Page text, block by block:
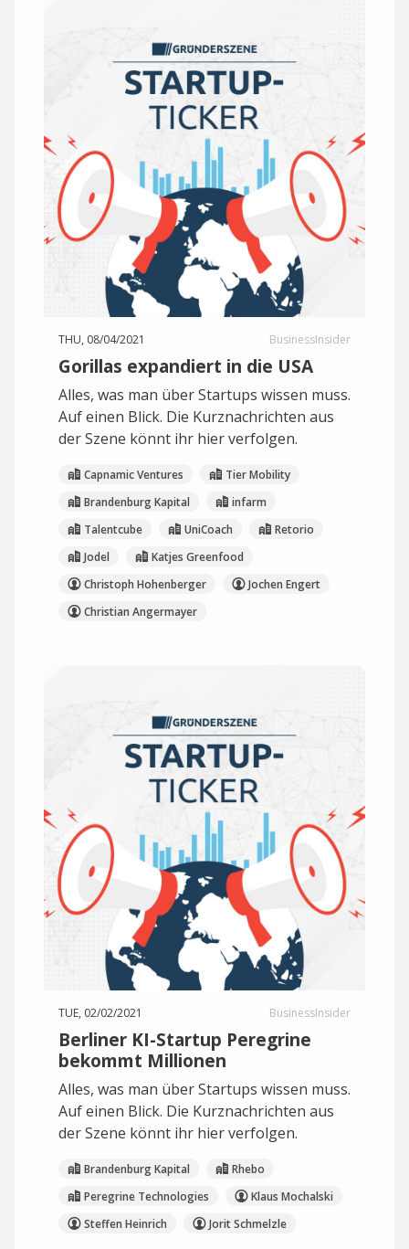
THU, 08/04/2021 BusinessInsider
Gorillas expandiert in die USA
Alles, was man über Startups wissen muss.
Auf einen Blick. Die Kurznachrichten aus
der Szene könnt ihr hier verfolgen.
Capnamic Ventures
Tier Mobility
Brandenburg Kapital
infarm
Talentcube
UniCoach
Retorio
Jodel
Katjes Greenfood
Christoph Hohenberger
Jochen Engert
Christian Angermayer
TUE, 02/02/2021 BusinessInsider
Berliner KI-Startup Peregrine
bekommt Millionen
Alles, was man über Startups wissen muss.
Auf einen Blick. Die Kurznachrichten aus
der Szene könnt ihr hier verfolgen.
Brandenburg Kapital
Rhebo
Peregrine Technologies
Klaus Mochalski
Steffen Heinrich
Jorit Schmelzle